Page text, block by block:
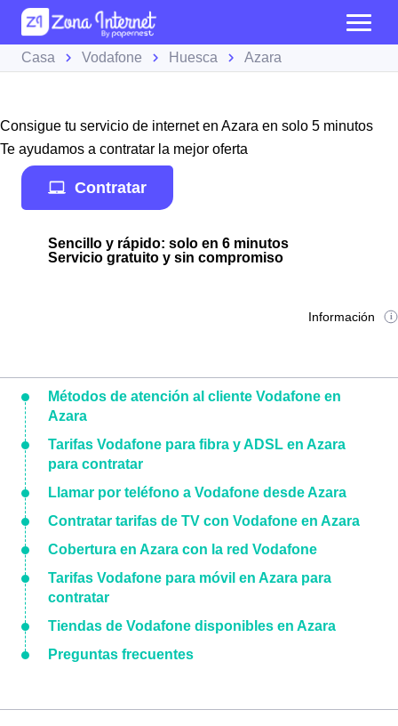
Casa Vodafone Huesca Azara
Consigue tu servicio de internet en Azara en solo 5 minutos
Te ayudamos a contratar la mejor oferta
Contratar
Sencillo y rápido: solo en 6 minutos
Servicio gratuito y sin compromiso
Información
Métodos de atención al cliente Vodafone en
Azara
Tarifas Vodafone para fibra y ADSL en Azara
para contratar
Llamar por teléfono a Vodafone desde Azara
Contratar tarifas de TV con Vodafone en Azara
Cobertura en Azara con la red Vodafone
Tarifas Vodafone para móvil en Azara para
contratar
Tiendas de Vodafone disponibles en Azara
Preguntas frecuentes